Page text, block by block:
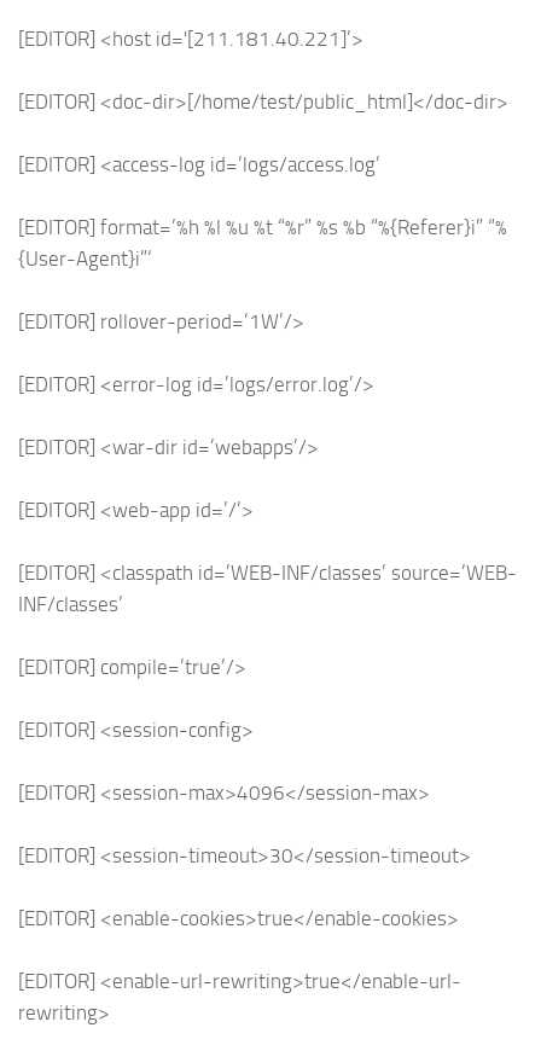
[EDITOR] <host id='[211.181.40.221]’>
[EDITOR] <doc-dir>[/home/test/public_html]</doc-dir>
[EDITOR] <access-log id=’logs/access.log’
[EDITOR] format=’%h %l %u %t “%r” %s %b “%{Referer}i” “%
{User-Agent}i”‘
[EDITOR] rollover-period=’1W’/>
[EDITOR] <error-log id=’logs/error.log’/>
[EDITOR] <war-dir id=’webapps’/>
[EDITOR] <web-app id=’/’>
[EDITOR] <classpath id=’WEB-INF/classes’ source=’WEB-
INF/classes’
[EDITOR] compile=’true’/>
[EDITOR] <session-config>
[EDITOR] <session-max>4096</session-max>
[EDITOR] <session-timeout>30</session-timeout>
[EDITOR] <enable-cookies>true</enable-cookies>
[EDITOR] <enable-url-rewriting>true</enable-url-
rewriting>